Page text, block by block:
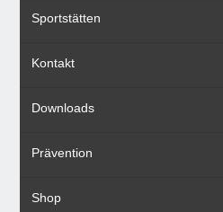
Sportstätten
Kontakt
Downloads
Prävention
Shop